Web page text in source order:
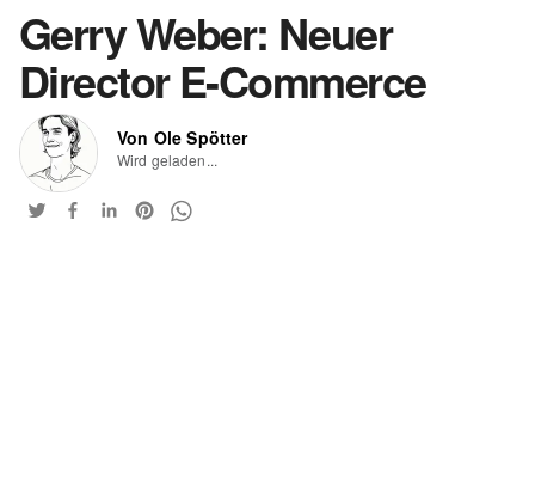
Gerry Weber: Neuer
Director E-Commerce
Von Ole Spötter
Wird geladen...